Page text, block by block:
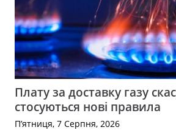
Плату за доставку газу
стосуються нові правила
П’ятниця, 7 Серпня, 2026